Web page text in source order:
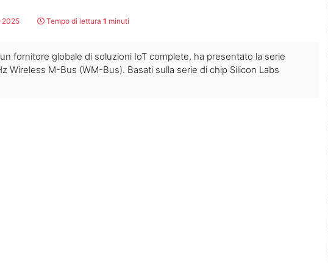
Tempo di lettura 1 minuti
fornitore globale di soluzioni IoT complete, ha presentato la serie
Wireless M-Bus (WM-Bus). Basati sulla serie di chip Silicon Labs